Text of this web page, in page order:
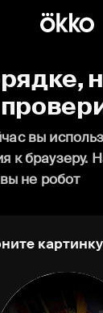
вы
к браузеру.
не робот